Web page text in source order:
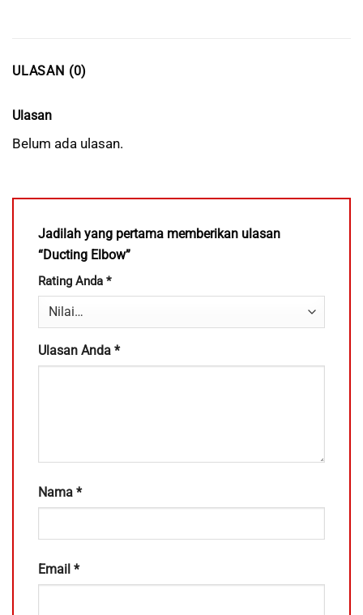
ULASAN (0)
Ulasan
Belum ada ulasan.
Jadilah yang pertama memberikan ulasan
“Ducting Elbow”
Rating Anda *
Ulasan Anda *
Nama *
Email *